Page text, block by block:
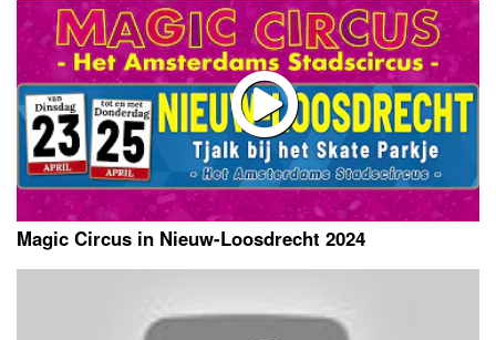
Magic Circus in Nieuw-Loosdrecht 2024